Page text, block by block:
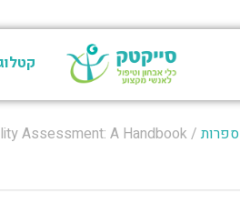
ספרות/ Psychodiagnostics & Personality Assessment: A Handbook